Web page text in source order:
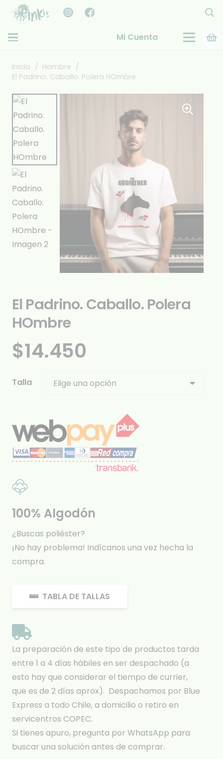
Mi Cuenta
Inicio / Hombre /
El Padrino. Caballo. Polera HOmbre
El Padrino. Caballo. Polera
HOmbre
$14.450
Talla
100% Algodón
¿Buscas poliéster?
¡No hay problema! Indícanos una vez hecha la
compra.
TABLA DE TALLAS
La preparación de este tipo de productos tarda
entre 1 a 4 días hábiles en ser despachado (a
esto hay que considerar el tiempo de currier,
que es de 2 días aprox). Despachamos por Blue
Express a todo Chile, a domicilio o retiro en
servicentros COPEC.
Si tienes apuro, pregunta por WhatsApp para
buscar una solución antes de comprar.